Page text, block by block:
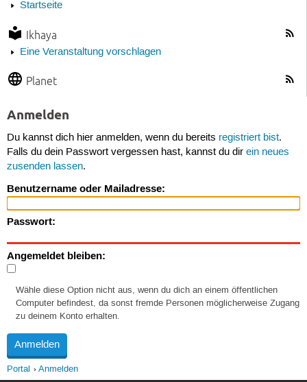
Startseite
Ikhaya
Eine Veranstaltung vorschlagen
Planet
Anmelden
Du kannst dich hier anmelden, wenn du bereits registriert bist.
Falls du dein Passwort vergessen hast, kannst du dir ein neues
zusenden lassen.
Benutzername oder Mailadresse:
Passwort:
Angemeldet bleiben:
Wähle diese Option nicht aus, wenn du dich an einem öffentlichen
Computer befindest, da sonst fremde Personen möglicherweise Zugang
zu deinem Konto erhalten.
Portal Anmelden